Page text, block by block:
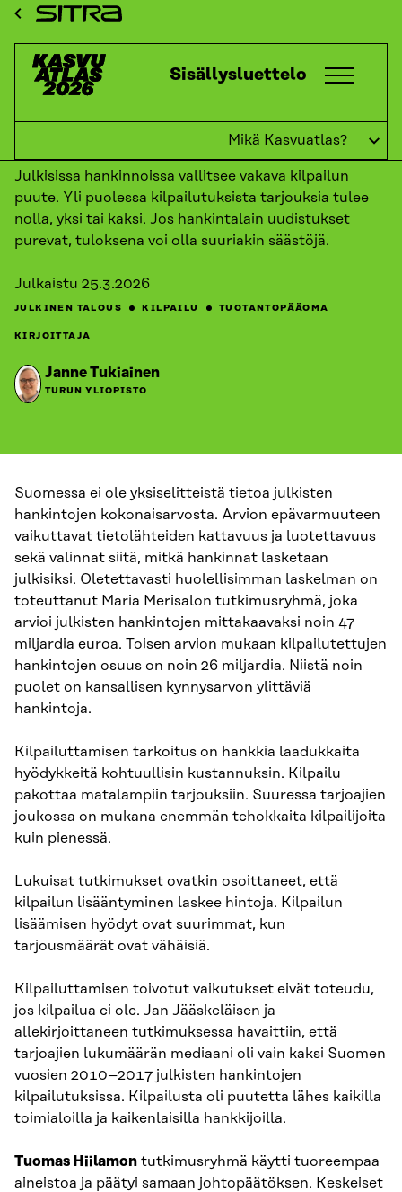
Siirry
sisältöön
Sitra
Kasvuatlas
Mikä Kasvuatlas?
Sisällysluettelo
ETUSIVU KASVUATLAS
Julkisissa hankinnoissa vallitsee vakava kilpailun
puute. Yli puolessa kilpailutuksista tarjouksia tulee
nolla, yksi tai kaksi. Jos hankintalain uudistukset
purevat, tuloksena voi olla suuriakin säästöjä.
Julkaistu 25.3.2026
JULKINEN TALOUS KILPAILU TUOTANTOPÄÄOMA
KIRJOITTAJA
Janne Tukiainen
TURUN YLIOPISTO
Suomessa ei ole yksiselitteistä tietoa julkisten
hankintojen kokonaisarvosta. Arvion epävarmuuteen
vaikuttavat tietolähteiden kattavuus ja luotettavuus
sekä valinnat siitä, mitkä hankinnat lasketaan
julkisiksi. Oletettavasti huolellisimman laskelman on
toteuttanut Maria Merisalon tutkimusryhmä, joka
arvioi julkisten hankintojen mittakaavaksi noin 47
miljardia euroa. Toisen arvion mukaan kilpailutettujen
hankintojen osuus on noin 26 miljardia. Niistä noin
puolet on kansallisen kynnysarvon ylittäviä
hankintoja.
Kilpailuttamisen tarkoitus on hankkia laadukkaita
hyödykkeitä kohtuullisin kustannuksin. Kilpailu
pakottaa matalampiin tarjouksiin. Suuressa tarjoajien
joukossa on mukana enemmän tehokkaita kilpailijoita
kuin pienessä.
Lukuisat tutkimukset ovatkin osoittaneet, että
kilpailun lisääntyminen laskee hintoja. Kilpailun
lisäämisen hyödyt ovat suurimmat, kun
tarjousmäärät ovat vähäisiä.
Kilpailuttamisen toivotut vaikutukset eivät toteudu,
jos kilpailua ei ole. Jan Jääskeläisen ja
allekirjoittaneen tutkimuksessa havaittiin, että
tarjoajien lukumäärän mediaani oli vain kaksi Suomen
vuosien 2010–2017 julkisten hankintojen
kilpailutuksissa. Kilpailusta oli puutetta lähes kaikilla
toimialoilla ja kaikenlaisilla hankkijoilla.
Tuomas Hiilamon tutkimusryhmä käytti tuoreempaa
aineistoa ja päätyi samaan johtopäätöksen. Keskeiset